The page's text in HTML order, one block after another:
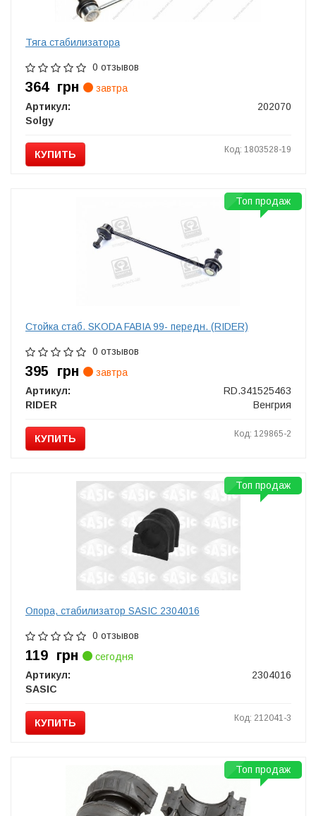
Тяга стабилизатора
0 отзывов
364 грн
завтра
Артикул:
202070
Solgy
КУПИТЬ Код: 1803528-19
Стойка стаб. SKODA FABIA 99- передн. (RIDER)
0 отзывов
395 грн
завтра
Артикул:
RD.341525463
RIDER
Венгрия
КУПИТЬ Код: 129865-2
Топ продаж
Опора, стабилизатор SASIC 2304016
0 отзывов
119 грн
сегодня
Артикул:
2304016
SASIC
КУПИТЬ Код: 212041-3
Топ продаж
Топ продаж